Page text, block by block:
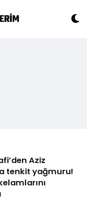
Aziz
tenkit yağmuru!